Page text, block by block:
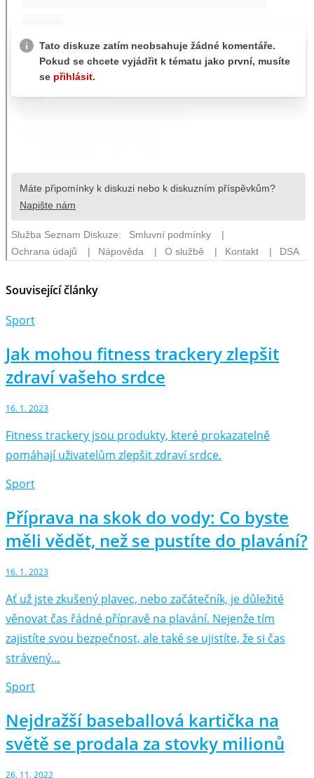
Související články
Sport
Jak mohou fitness trackery zlepšit
zdraví vašeho srdce
16. 1. 2023
Fitness trackery jsou produkty, které prokazatelně
pomáhají uživatelům zlepšit zdraví srdce.
Sport
Příprava na skok do vody: Co byste
měli vědět, než se pustíte do plavání?
16. 1. 2023
Ať už jste zkušený plavec, nebo začátečník, je důležité
věnovat čas řádné přípravě na plavání. Nejenže tím
zajistíte svou bezpečnost, ale také se ujistíte, že si čas
strávený…
Sport
Nejdražší baseballová kartička na
světě se prodala za stovky milionů
26. 11. 2022